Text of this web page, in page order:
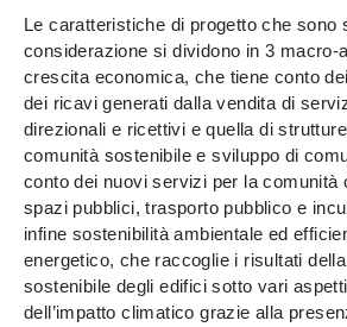
Le caratteristiche di progetto che sono
considerazione si dividono in 3 macro-
crescita economica, che tiene conto
dei ricavi generati dalla vendita di
direzionali e ricettivi e quella di
comunità sostenibile e sviluppo di
conto dei nuovi servizi per la comunità
spazi pubblici, trasporto pubblico e
infine sostenibilità ambientale ed
energetico, che raccoglie i risultati
sostenibile degli edifici sotto vari
dell’impatto climatico grazie alla